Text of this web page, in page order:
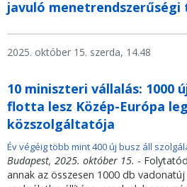
javuló menetrendszerűségi
2025. október 15. szerda, 14.48
10 miniszteri vállalás: 1000
flotta lesz Közép-Európa
közszolgáltatója
Év végéig több mint 400 új busz áll
Budapest, 2025. október 15. -
annak az összesen 1000 db